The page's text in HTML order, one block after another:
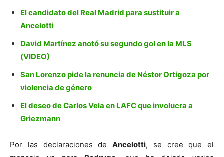
El candidato del Real Madrid para sustituir a
Ancelotti
David Martínez anotó su segundo gol en la MLS
(VIDEO)
San Lorenzo pide la renuncia de Néstor Ortigoza por
violencia de género
El deseo de Carlos Vela en LAFC que involucra a
Griezmann
Por las declaraciones de Ancelotti, se cree que el